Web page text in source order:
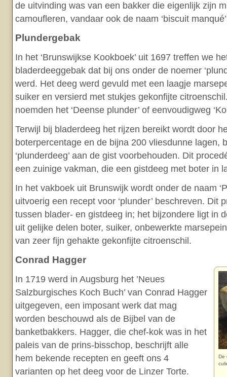
de uitvinding was van een bakker die eigenlijk zijn
camoufleren, vandaar ook de naam ‘biscuit
Plundergebak
In het ‘Brunswijkse Kookboek’ uit 1697 treffen we
bladerdeeggebak dat bij ons onder de noemer
werd. Het deeg werd gevuld met een laagje
suiker en versierd met stukjes gekonfijte
noemden het ‘Deense plunder’ of eenvoudigweg
Terwijl bij bladerdeeg het rijzen bereikt wordt door
boterpercentage en de bijna 200 vliesdunne lagen,
‘plunderdeeg’ aan de gist voorbehouden. Dit
een zuinige vakman, die een gistdeeg met boter in
In het vakboek uit Brunswijk wordt onder de naam
uitvoerig een recept voor ‘plunder’ beschreven. Dit
tussen blader- en gistdeeg in; het bijzondere ligt in
uit gelijke delen boter, suiker, onbewerkte
van zeer fijn gehakte gekonfijte citroenschil.
Conrad Hagger
De
In 1719 werd in Augsburg het ’Neues
Salzburgisches Koch Buch’ van Conrad Hagger
uitgegeven, een imposant werk dat mag
worden beschouwd als de Bijbel van de
banketbakkers. Hagger, die chef-kok was in het
paleis van de prins-bisschop, beschrijft alle
hem bekende recepten en geeft ons 4
varianten op het deeg voor de Linzer Torte.